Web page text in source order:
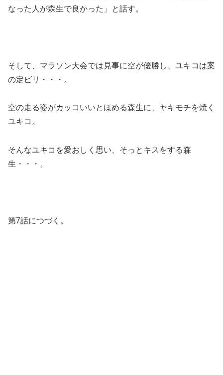
なった人が森生で良かった」と話す。
そして、マラソン大会では見事に空が優勝し、 ユキコは案
の定ビリ・・・。
空の走る姿がカッコいいとほめる森生に、ヤキモチを焼く
ユキコ。
そんなユキコを愛おしく思い、そっとキスをする森
生・・・。
第7話につづく。